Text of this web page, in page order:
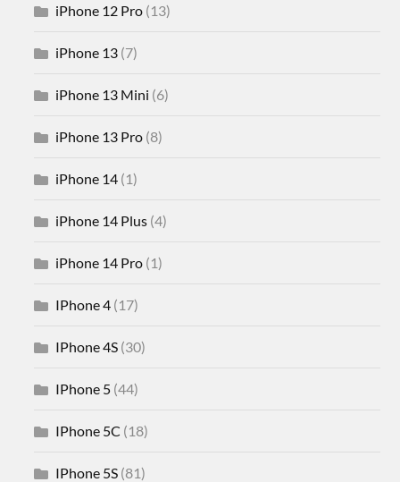
iPhone 12 Pro (13)
iPhone 13 (7)
iPhone 13 Mini (6)
iPhone 13 Pro (8)
iPhone 14 (1)
iPhone 14 Plus (4)
iPhone 14 Pro (1)
IPhone 4 (17)
IPhone 4S (30)
IPhone 5 (44)
IPhone 5C (18)
IPhone 5S (81)